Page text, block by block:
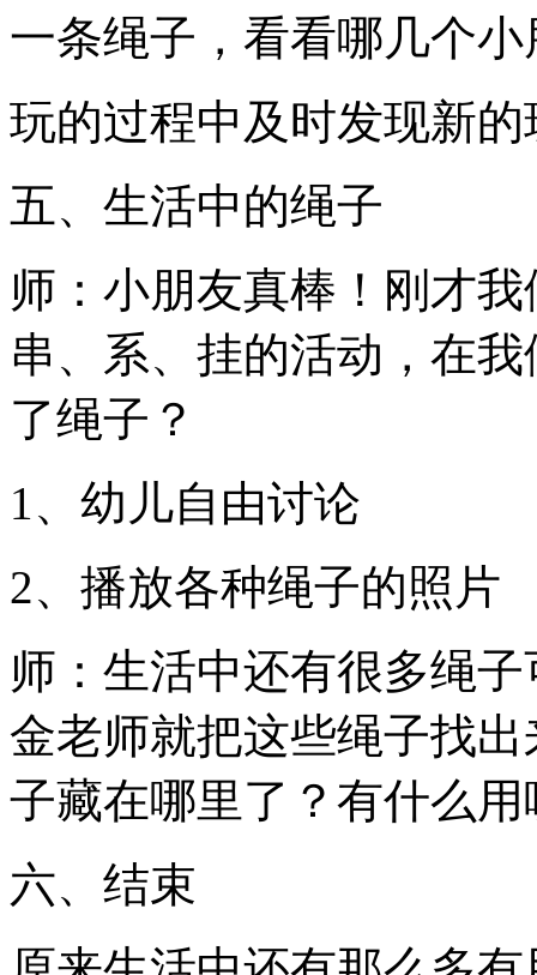
一条绳子，看看哪几个
玩的过程中及时发现新
五、生活中的绳子
师：小朋友真棒！刚才
串、系、挂的活动，在
了绳子？
1、幼儿自由讨论
2、播放各种绳子的照片
师：生活中还有很多绳
金老师就把这些绳子找
子藏在哪里了？有什么用
六、结束